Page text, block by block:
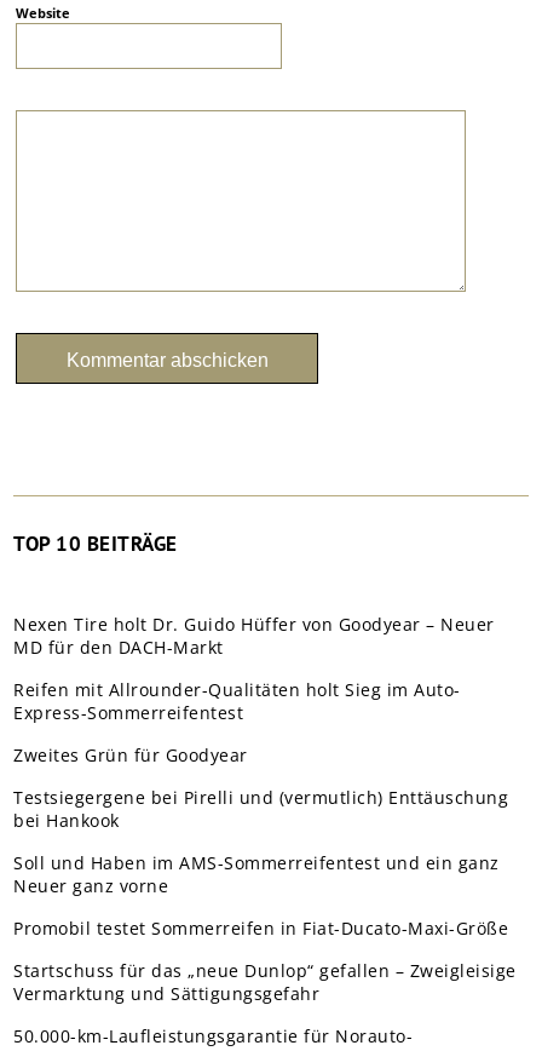
Website
TOP 10 BEITRÄGE
Nexen Tire holt Dr. Guido Hüffer von Goodyear – Neuer
MD für den DACH-Markt
Reifen mit Allrounder-Qualitäten holt Sieg im Auto-
Express-Sommerreifentest
Zweites Grün für Goodyear
Testsiegergene bei Pirelli und (vermutlich) Enttäuschung
bei Hankook
Soll und Haben im AMS-Sommerreifentest und ein ganz
Neuer ganz vorne
Promobil testet Sommerreifen in Fiat-Ducato-Maxi-Größe
Startschuss für das „neue Dunlop“ gefallen – Zweigleisige
Vermarktung und Sättigungsgefahr
50.000-km-Laufleistungsgarantie für Norauto-